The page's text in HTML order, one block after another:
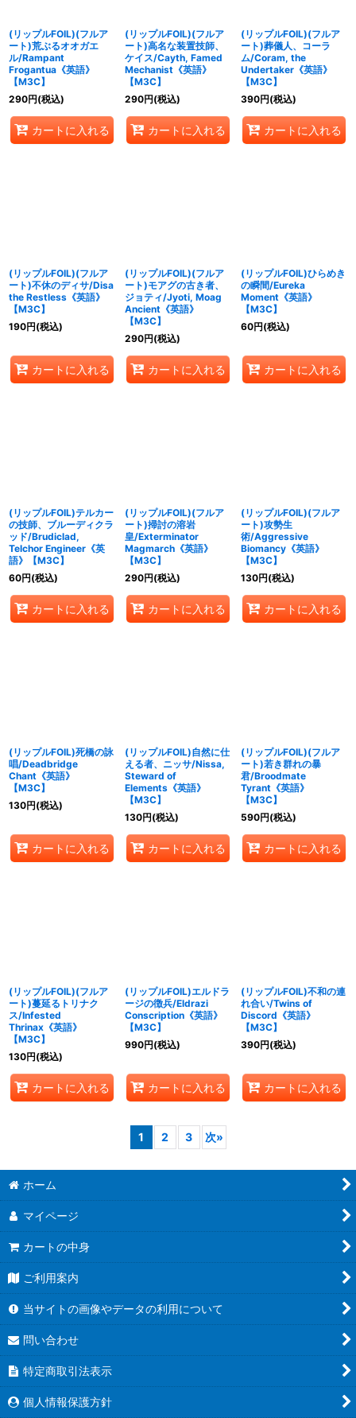
(リップルFOIL)(フルア
ート)荒ぶるオオガエ
ル/Rampant
Frogantua《英語》
【M3C】
290円(税込)
カートに入れる
(リップルFOIL)(フルア
ート)高名な装置技師、
ケイス/Cayth, Famed
Mechanist《英語》
【M3C】
290円(税込)
カートに入れる
(リップルFOIL)(フルア
ート)葬儀人、コーラ
ム/Coram, the
Undertaker《英語》
【M3C】
390円(税込)
カートに入れる
(リップルFOIL)(フルア
ート)不休のディサ/Disa
the Restless《英語》
【M3C】
190円(税込)
カートに入れる
(リップルFOIL)(フルア
ート)モアグの古き者、
ジョティ/Jyoti, Moag
Ancient《英語》
【M3C】
290円(税込)
カートに入れる
(リップルFOIL)ひらめき
の瞬間/Eureka
Moment《英語》
【M3C】
60円(税込)
カートに入れる
(リップルFOIL)テルカー
の技師、ブルーディクラ
ッド/Brudiclad,
Telchor Engineer《英
語》【M3C】
60円(税込)
カートに入れる
(リップルFOIL)(フルア
ート)掃討の溶岩
皇/Exterminator
Magmarch《英語》
【M3C】
290円(税込)
カートに入れる
(リップルFOIL)(フルア
ート)攻勢生
術/Aggressive
Biomancy《英語》
【M3C】
130円(税込)
カートに入れる
(リップルFOIL)死橋の詠
唱/Deadbridge
Chant《英語》
【M3C】
130円(税込)
カートに入れる
(リップルFOIL)自然に仕
える者、ニッサ/Nissa,
Steward of
Elements《英語》
【M3C】
130円(税込)
カートに入れる
(リップルFOIL)(フルア
ート)若き群れの暴
君/Broodmate
Tyrant《英語》
【M3C】
590円(税込)
カートに入れる
(リップルFOIL)(フルア
ート)蔓延るトリナク
ス/Infested
Thrinax《英語》
【M3C】
130円(税込)
カートに入れる
(リップルFOIL)エルドラ
ージの徴兵/Eldrazi
Conscription《英語》
【M3C】
990円(税込)
カートに入れる
(リップルFOIL)不和の連
れ合い/Twins of
Discord《英語》
【M3C】
390円(税込)
カートに入れる
1 2 3 次»
ホーム
マイページ
カートの中身
ご利用案内
当サイトの画像やデータの利用について
問い合わせ
特定商取引法表示
個人情報保護方針